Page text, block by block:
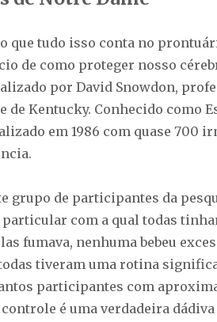
que tudo isso conta no
de como proteger nosso
por David Snowdon,
de Kentucky. Conhecido como
em 1986 com quase 700
grupo de participantes da
com a qual todas
fumava, nenhuma bebeu
tiveram uma rotina
participantes com
é uma verdadeira dádiva